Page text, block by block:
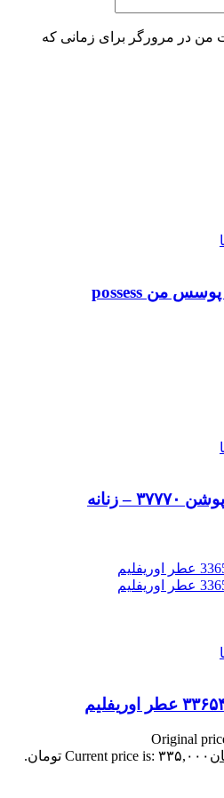
من در مرورگر برای زمانی که
اسپری ضد تعریق مردانه پوسس من possess
زنانه
Original
Current price is: ۳۳۵,۰۰۰ تومان.